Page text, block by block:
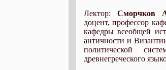
Лектор: Сморчков
доцент, профессор
кафедры всеобщей
античности и
политической
древнегреческого